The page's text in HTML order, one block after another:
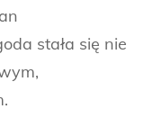
stała się nie